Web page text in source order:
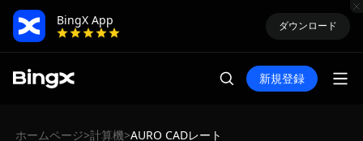
BingX App
ダウンロード
新規登録
ホームページ>計算機>AURO CADレート